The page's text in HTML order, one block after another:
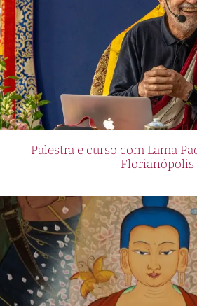
Palestra e curso com Lama
Florianópolis